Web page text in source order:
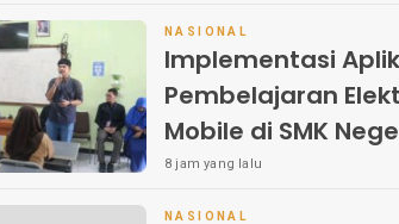
NASIONAL
Implementasi
Pembelajaran
Mobile di SMK
Mendukung
Pembelajaran
8 jam yang lalu
NASIONAL